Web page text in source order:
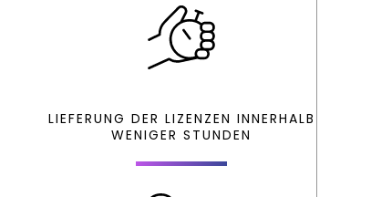
LIEFERUNG DER LIZENZEN INNERHALB
WENIGER STUNDEN